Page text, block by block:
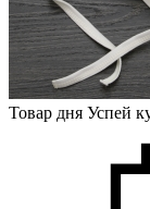
Товар дня Успей